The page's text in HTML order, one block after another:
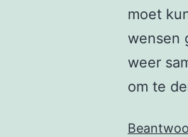
moet
wensen
weer
om te